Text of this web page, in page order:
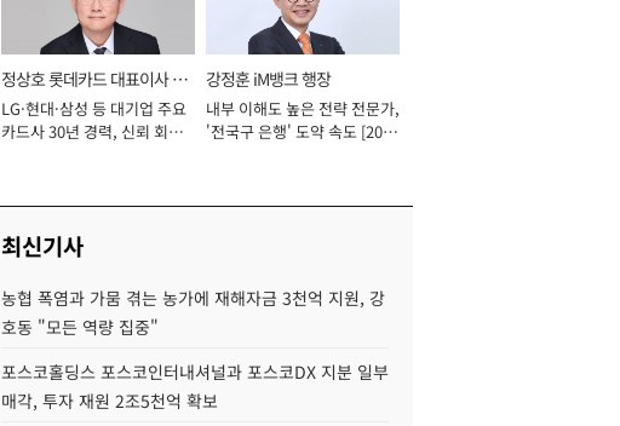
정상호 롯데카드 대표이사 사
장
LG·현대·삼성 등 대기업 주요
카드사 30년 경력, 신뢰 회복
강정훈 iM뱅크 행장
내부 이해도 높은 전략 전문가,
'전국구 은행' 도약 속도 [2026
최신기사
농협 폭염과 가뭄 겪는 농가에 재해자금 3천억 지원, 강
호동 "모든 역량 집중"
포스코홀딩스 포스코인터내셔널과 포스코DX 지분 일부
매각, 투자 재원 2조5천억 확보